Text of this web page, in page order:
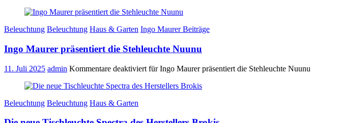
Beleuchtung Beleuchtung Haus & Garten Ingo Maurer Beiträge
Ingo Maurer präsentiert die Stehleuchte Nuunu
11. Juli 2025 admin Kommentare deaktiviert für Ingo Maurer präsentiert die Stehleuchte Nuunu
Beleuchtung Beleuchtung Haus & Garten